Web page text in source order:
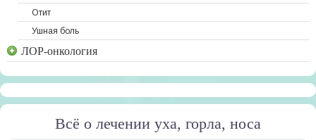
Отит
Ушная боль
ЛОР-онкология
Всё о лечении уха, горла, носа